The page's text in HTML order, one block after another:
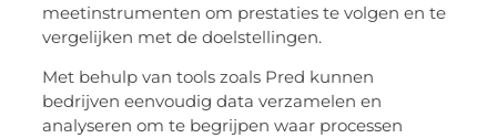
meetinstrumenten om prestaties te volgen en te
vergelijken met de doelstellingen.
Met behulp van tools zoals Pred kunnen
bedrijven eenvoudig data verzamelen en
analyseren om te begrijpen waar processen